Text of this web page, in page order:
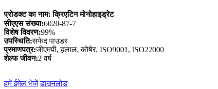
प्रोडक्ट का नाम: क्रिएटिन मोनोहाइड्रेट
सीएएस संख्या:6020-87-7
विशेष विवरण:99%
उपस्थिति:सफेद पाउडर
प्रमाणपत्र:जीएमपी, हलाल, कोषेर, ISO9001, ISO22000
शेल्फ जीवन:2 वर्ष
हमें ईमेल भेजें डाउनलोड